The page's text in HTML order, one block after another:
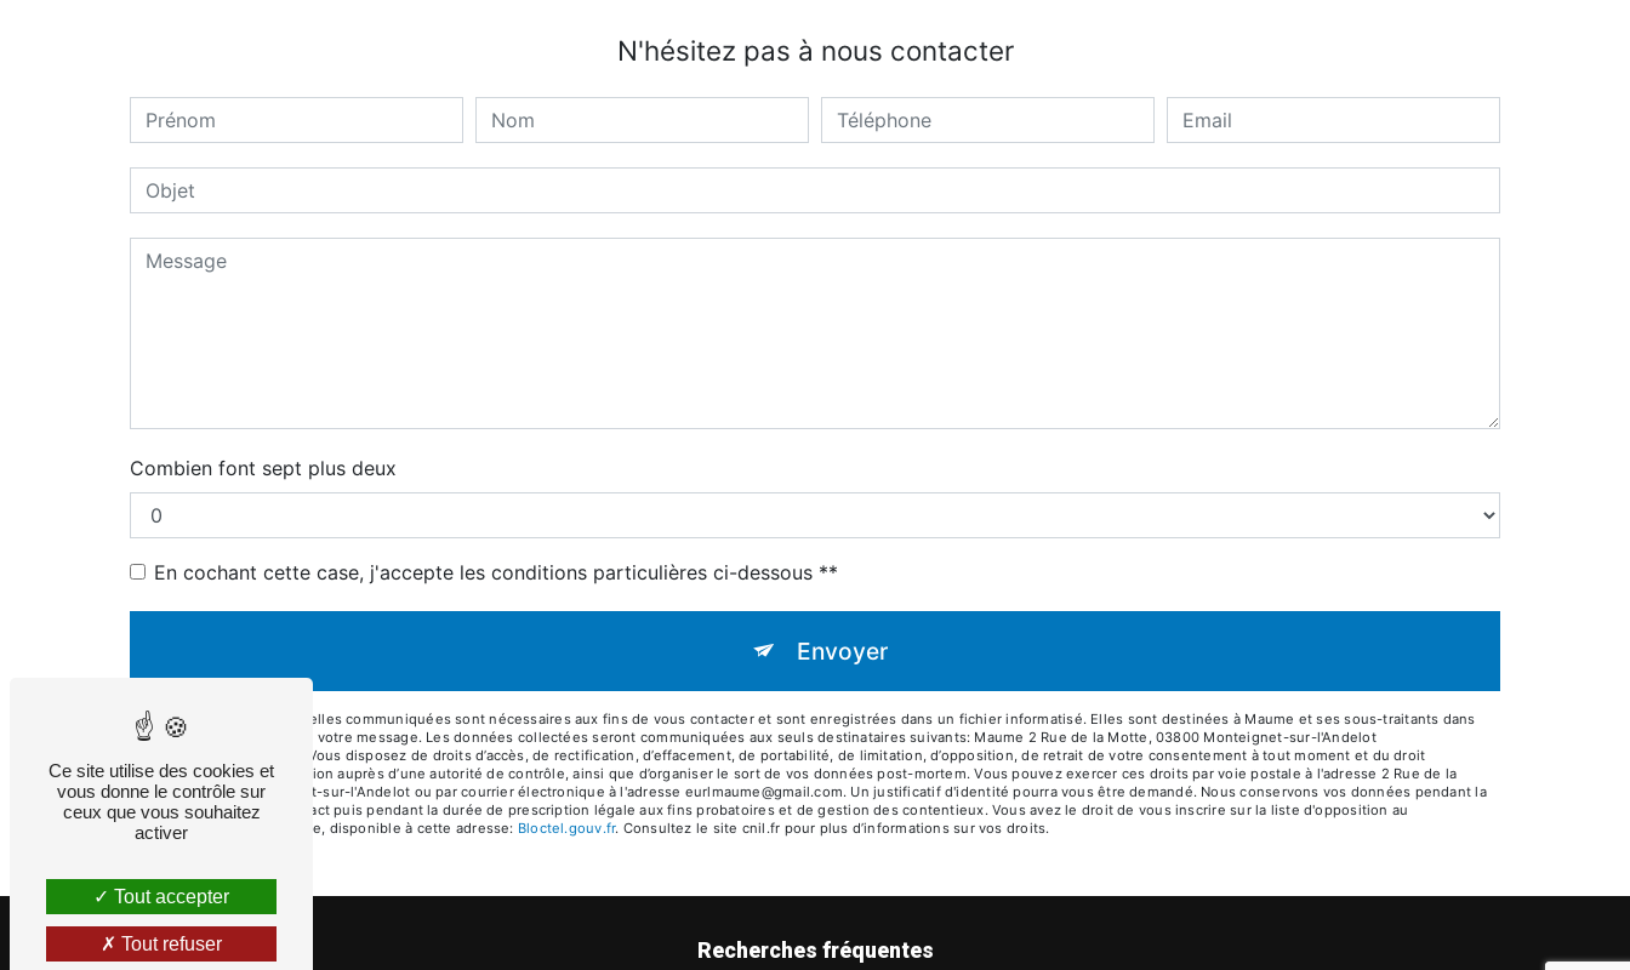
N'hésitez pas à nous contacter
Combien font sept plus deux
En cochant cette case, j'accepte les conditions particulières ci-dessous **
Envoyer
** Les données personnelles communiquées sont nécessaires aux fins de vous contacter et sont enregistrées dans un fichier informatisé. Elles sont destinées à Maume et ses sous-traitants dans
le seul but de répondre à votre message. Les données collectées seront communiquées aux seuls destinataires suivants: Maume 2 Rue de la Motte, 03800 Monteignet-sur-l'Andelot
eurlmaume@gmail.com. Vous disposez de droits d’accès, de rectification, d’effacement, de portabilité, de limitation, d’opposition, de retrait de votre consentement à tout moment et du droit
d’introduire une réclamation auprès d’une autorité de contrôle, ainsi que d’organiser le sort de vos données post-mortem. Vous pouvez exercer ces droits par voie postale à l'adresse 2 Rue de la
Motte, 03800 Monteignet-sur-l'Andelot ou par courrier électronique à l'adresse eurlmaume@gmail.com. Un justificatif d'identité pourra vous être demandé. Nous conservons vos données pendant la
période de prise de contact puis pendant la durée de prescription légale aux fins probatoires et de gestion des contentieux. Vous avez le droit de vous inscrire sur la liste d'opposition au
démarchage téléphonique, disponible à cette adresse:
Bloctel.gouv.fr. Consultez le site cnil.fr pour plus d’informations sur vos droits.
Recherches fréquentes
Ce site utilise des cookies et
vous donne le contrôle sur
ceux que vous souhaitez
activer
Tout accepter
Tout refuser